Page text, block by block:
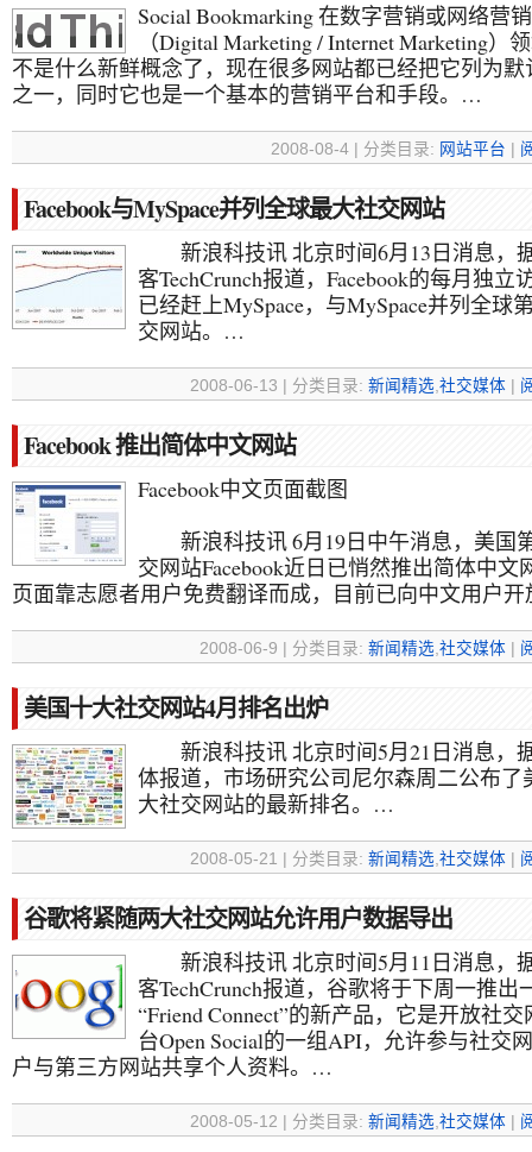
Social Bookmarking 在数字营销或网络营销
（Digital Marketing / Internet Marketing）
不是什么新鲜概念了，现在很多网站都已经把它列为默
之一，同时它也是一个基本的营销平台和手段。…
2008-08-4 | 分类目录: 网站平台
Facebook与MySpace并列全球最大社交网站
新浪科技讯 北京时间6月13日消息，
客TechCrunch报道，Facebook的每月独立
已经赶上MySpace，与MySpace并列全球
交网站。…
2008-06-13 | 分类目录: 新闻精选,社交媒体
Facebook 推出简体中文网站
Facebook中文页面截图
新浪科技讯 6月19日中午消息，美国
交网站Facebook近日已悄然推出简体中文
页面靠志愿者用户免费翻译而成，目前已向中文用户
2008-06-9 | 分类目录: 新闻精选,社交媒体
美国十大社交网站4月排名出炉
新浪科技讯 北京时间5月21日消息，
体报道，市场研究公司尼尔森周二公布了
大社交网站的最新排名。…
2008-05-21 | 分类目录: 新闻精选,社交媒体
谷歌将紧随两大社交网站允许用户数据导出
新浪科技讯 北京时间5月11日消息，
客TechCrunch报道，谷歌将于下周一推出
“Friend Connect”的新产品，它是开放社
台Open Social的一组API，允许参与社交
户与第三方网站共享个人资料。…
2008-05-12 | 分类目录: 新闻精选,社交媒体